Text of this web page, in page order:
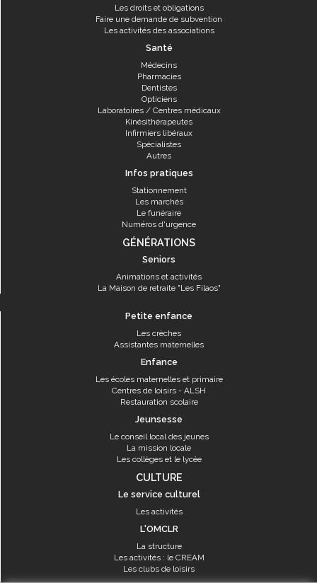
Les droits et obligations
Faire une demande de subvention
Les activités des associations
Santé
Médecins
Pharmacies
Dentistes
Opticiens
Laboratoires / Centres médicaux
Kinésithérapeutes
Infirmiers libéraux
Spécialistes
Autres
Infos pratiques
Stationnement
Les marchés
Le funéraire
Numéros d'urgence
GÉNÉRATIONS
Seniors
Animations et activités
La Maison de retraite "Les Filaos"
Petite enfance
Les crèches
Assistantes maternelles
Enfance
Les écoles maternelles et primaire
Centres de loisirs - ALSH
Restauration scolaire
Jeunsesse
Le conseil local des jeunes
La mission locale
Les collèges et le lycée
CULTURE
Le service culturel
Les activités
L'OMCLR
La structure
Les activités : le CREAM
Les clubs de loisirs